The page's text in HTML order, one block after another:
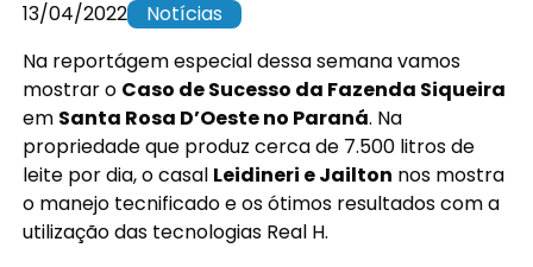
13/04/2022
Notícias
Na reportágem especial dessa semana vamos
mostrar o Caso de Sucesso da Fazenda Siqueira
em Santa Rosa D’Oeste no Paraná. Na
propriedade que produz cerca de 7.500 litros de
leite por dia, o casal Leidineri e Jailton nos mostra
o manejo tecnificado e os ótimos resultados com a
utilização das tecnologias Real H.